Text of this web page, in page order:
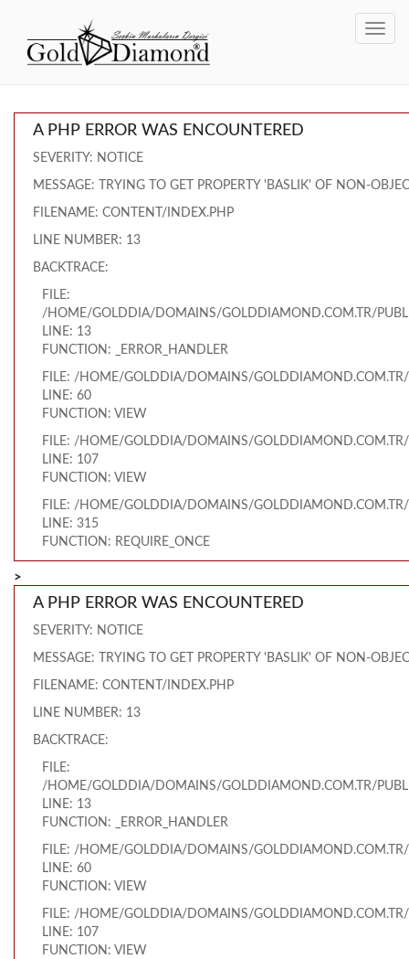
A PHP ERROR WAS ENCOUNTERED
SEVERITY: NOTICE
MESSAGE: TRYING TO GET PROPERTY 'BASLIK' OF NON-
FILENAME: CONTENT/INDEX.PHP
LINE NUMBER: 13
BACKTRACE:
FILE:
/HOME/GOLDDIA/DOMAINS/GOLDDIAMOND.COM.TR/
LINE: 13
FUNCTION: _ERROR_HANDLER
FILE: /HOME/GOLDDIA/DOMAINS/
LINE: 60
FUNCTION: VIEW
FILE: /HOME/GOLDDIA/DOMAINS/GOLDDIAMOND.COM.TR/
LINE: 107
FUNCTION: VIEW
FILE: /HOME/GOLDDIA/DOMAINS/
LINE: 315
FUNCTION: REQUIRE_ONCE
>
A PHP ERROR WAS ENCOUNTERED
SEVERITY: NOTICE
MESSAGE: TRYING TO GET PROPERTY 'BASLIK' OF NON-
FILENAME: CONTENT/INDEX.PHP
LINE NUMBER: 13
BACKTRACE:
FILE:
/HOME/GOLDDIA/DOMAINS/GOLDDIAMOND.COM.TR/
LINE: 13
FUNCTION: _ERROR_HANDLER
FILE: /HOME/GOLDDIA/DOMAINS/
LINE: 60
FUNCTION: VIEW
FILE: /HOME/GOLDDIA/DOMAINS/GOLDDIAMOND.COM.TR/
LINE: 107
FUNCTION: VIEW